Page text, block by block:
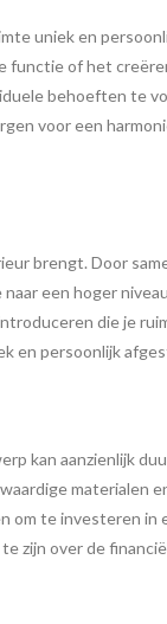
uniek en
functie of het
behoeften te
voor een
brengt. Door
een hoger
die je
en persoonlijk
kan aanzienlijk
materialen
om te investeren
zijn over de